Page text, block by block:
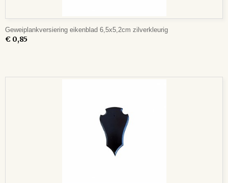
Geweiplankversiering eikenblad 6,5x5,2cm zilverkleurig
€ 0,85